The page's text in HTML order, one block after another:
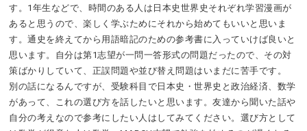
す。1年生などで、時間のある人は日本史世界史それぞれ学習漫画が
あると思うので、楽しく学ぶためにそれから始めてもいいと思いま
す。通史を終えてから用語暗記のための参考書に入っていけば良いと
思います。自分は第1志望が一問一答形式の問題だったので、その対
策ばかりしていて、正誤問題や並び替え問題はいまだに苦手です。
別の話になるんですが、受験科目で日本史・世界史と政治経済、数学
があって、これの選び方を話したいと思います。友達から聞いた話や
自分の考えなので参考にしたい人はしてみてください。選び方として